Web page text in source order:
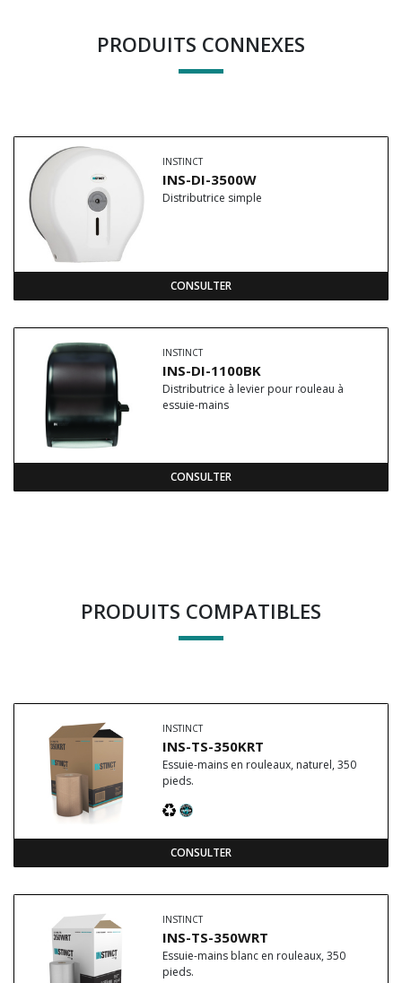
PRODUITS CONNEXES
INSTINCT
INS-DI-3500W
Distributrice simple
CONSULTER
INSTINCT
INS-DI-1100BK
Distributrice à levier pour rouleau à
essuie-mains
CONSULTER
PRODUITS COMPATIBLES
INSTINCT
INS-TS-350KRT
Essuie-mains en rouleaux, naturel, 350
pieds.
CONSULTER
INSTINCT
INS-TS-350WRT
Essuie-mains blanc en rouleaux, 350
pieds.